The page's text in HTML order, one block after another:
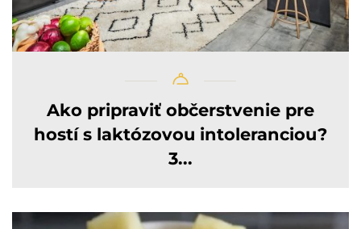
Ako pripraviť občerstvenie pre
hostí s laktózovou intoleranciou?
3...